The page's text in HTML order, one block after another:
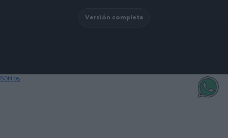
Versión completa
BOMI05